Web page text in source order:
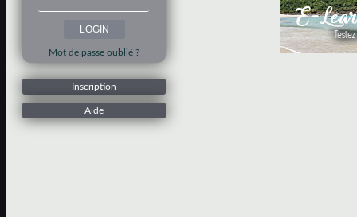
Mot de passe oublié ?
Inscription
Aide